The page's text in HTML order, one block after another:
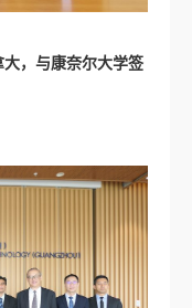
，与康奈尔大学签